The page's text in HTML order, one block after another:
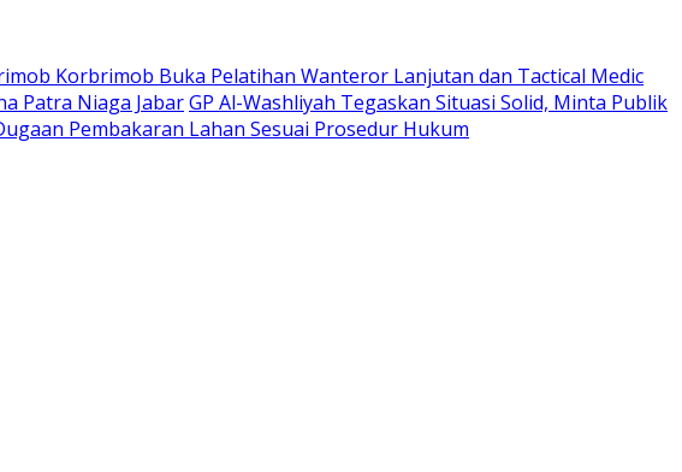
Korbrimob Buka Pelatihan Wanteror Lanjutan dan Tactical Medic
Patra Niaga JabarGP Al-Washliyah Tegaskan Situasi Solid, Minta Publik
Pembakaran Lahan Sesuai Prosedur Hukum